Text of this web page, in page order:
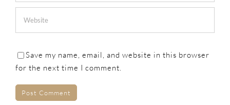
Save my name, email, and website in this browser
for the next time I comment.